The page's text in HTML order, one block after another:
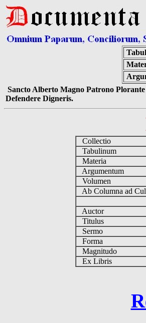
Sancto Alberto Magno Patrono
Defendere Digneris.
Collectio
Tabulinum
Materia
Argumentum
Volumen
Ab Columna ad
Auctor
Titulus
Sermo
Forma
Magnitudo
Ex Libris